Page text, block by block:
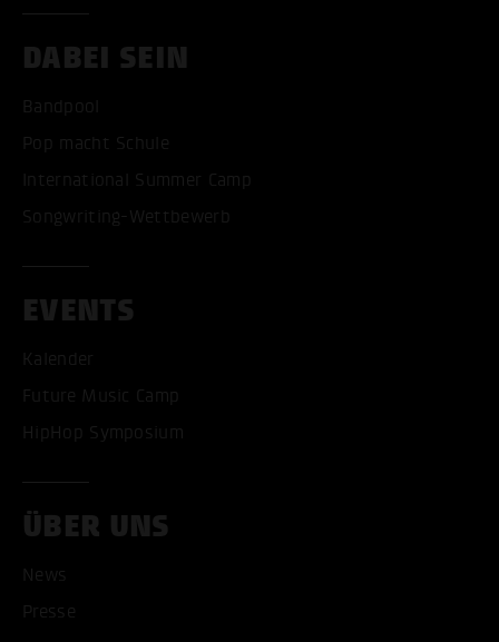
DABEI SEIN
Bandpool
Pop macht Schule
International Summer Camp
Songwriting-Wettbewerb
EVENTS
Kalender
Future Music Camp
HipHop Symposium
ÜBER UNS
News
Presse